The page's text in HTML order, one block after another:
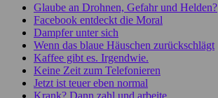
Glaube an Drohnen, Gefahr und Helden?
Facebook entdeckt die Moral
Dampfer unter sich
Wenn das blaue Häuschen zurückschlägt
Kaffee gibt es. Irgendwie.
Keine Zeit zum Telefonieren
Jetzt ist teuer eben normal
Krank? Dann zahl und arbeite